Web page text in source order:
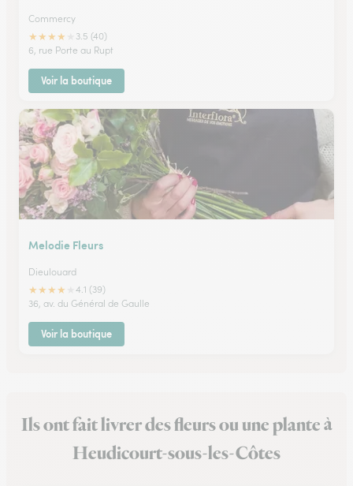
Commercy
★★★★
3.5 (40)
6, rue Porte au Rupt
Voir la boutique
Melodie Fleurs
Dieulouard
★★★★
4.1 (39)
36, av. du Général de Gaulle
Voir la boutique
Ils ont fait livrer des fleurs ou une plante à
Heudicourt-sous-les-Côtes